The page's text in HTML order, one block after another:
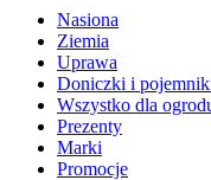
Nasiona
Ziemia
Uprawa
Doniczki i
Wszystko dla
Prezenty
Marki
Promocje